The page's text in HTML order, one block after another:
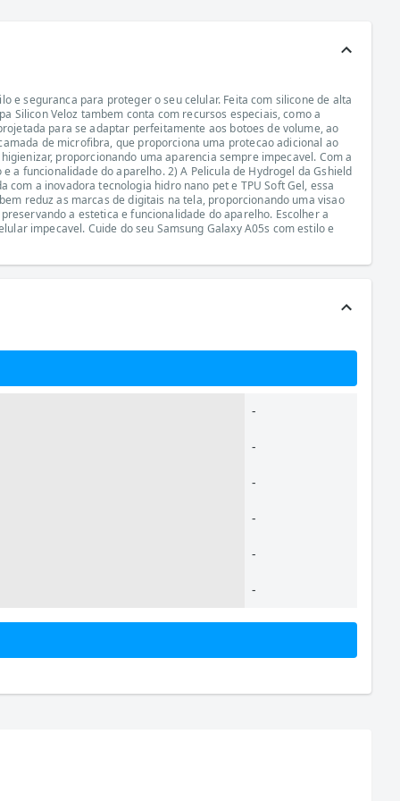
e seguranca para proteger o seu celular. Feita com silicone de alta
Silicon Veloz tambem conta com recursos especiais, como a
para se adaptar perfeitamente aos botoes de volume, ao
de microfibra, que proporciona uma protecao adicional ao
proporcionando uma aparencia sempre impecavel. Com a
a funcionalidade do aparelho. 2) A Pelicula de Hydrogel da Gshield
a inovadora tecnologia hidro nano pet e TPU Soft Gel, essa
reduz as marcas de digitais na tela, proporcionando uma visao
a estetica e funcionalidade do aparelho. Escolher a
impecavel. Cuide do seu Samsung Galaxy A05s com estilo e
-
-
-
-
-
-